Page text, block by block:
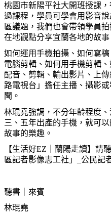
桃園市新陽平社大開班授課
過課程，學員可學會用影音
區議題，我們也會帶領學員
在地觀點分享宜蘭各地的故事
如何運用手機拍攝、如何寫
電腦剪輯、如何用手機剪輯
配音、剪輯、輸出影片、上
路電視台」擔任主播、攝影
聞。
林琨堯強調，不分年齡程度
三、五年出產的手機，就可
故事的樂趣。
【生活好EZ｜蘭陽走讀】請
區記者影像志工社」_公民記
聽書｜來賓
林琨堯